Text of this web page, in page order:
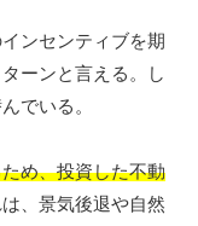
ンセンティブを期
ーンと言える。し
でいる。
め、投資した不動
は、景気後退や自然